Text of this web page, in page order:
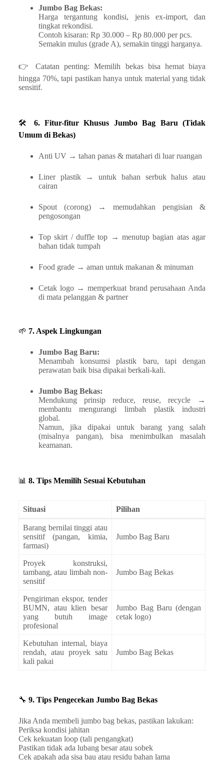
Jumbo Bag Bekas:
Harga tergantung kondisi, jenis ex-import, dan
tingkat rekondisi.
Contoh kisaran: Rp 30.000 – Rp 80.000 per pcs.
Semakin mulus (grade A), semakin tinggi harganya.
👉 Catatan penting: Memilih bekas bisa hemat biaya
hingga 70%, tapi pastikan hanya untuk material yang tidak
sensitif.
🛠 6. Fitur-fitur Khusus Jumbo Bag Baru (Tidak
Umum di Bekas)
Anti UV → tahan panas & matahari di luar ruangan
Liner plastik → untuk bahan serbuk halus atau
cairan
Spout (corong) → memudahkan pengisian &
pengosongan
Top skirt / duffle top → menutup bagian atas agar
bahan tidak tumpah
Food grade → aman untuk makanan & minuman
Cetak logo → memperkuat brand perusahaan Anda
di mata pelanggan & partner
🌱 7. Aspek Lingkungan
Jumbo Bag Baru:
Menambah konsumsi plastik baru, tapi dengan
perawatan baik bisa dipakai berkali-kali.
Jumbo Bag Bekas:
Mendukung prinsip reduce, reuse, recycle →
membantu mengurangi limbah plastik industri
global.
Namun, jika dipakai untuk barang yang salah
(misalnya pangan), bisa menimbulkan masalah
keamanan.
📊 8. Tips Memilih Sesuai Kebutuhan
Situasi Pilihan
Barang bernilai tinggi atau
sensitif (pangan, kimia,
farmasi)
Jumbo Bag Baru
Proyek konstruksi,
tambang, atau limbah non-
sensitif
Jumbo Bag Bekas
Pengiriman ekspor, tender
BUMN, atau klien besar
yang butuh image
profesional
Jumbo Bag Baru (dengan
cetak logo)
Kebutuhan internal, biaya
rendah, atau proyek satu
kali pakai
Jumbo Bag Bekas
🔧 9. Tips Pengecekan Jumbo Bag Bekas
Jika Anda membeli jumbo bag bekas, pastikan lakukan:
Periksa kondisi jahitan
Cek kekuatan loop (tali pengangkat)
Pastikan tidak ada lubang besar atau sobek
Cek apakah ada sisa bau atau residu bahan lama